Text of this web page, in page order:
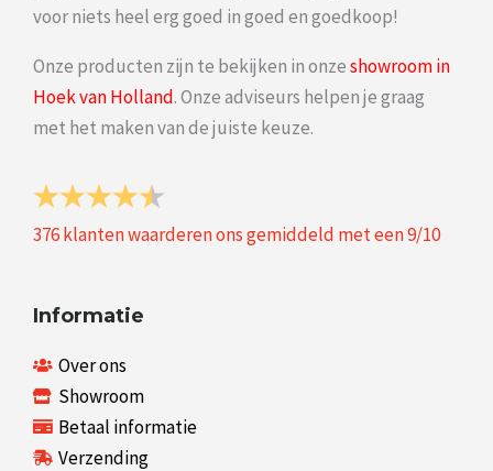
voor niets heel erg goed in goed en goedkoop!
Onze producten zijn te bekijken in onzeshowroom in
Hoek van Holland. Onze adviseurs helpen je graag
met het maken van de juiste keuze.
376klanten waarderen ons gemiddeld met een9/10
Informatie
Over ons
Showroom
Betaal informatie
Verzending